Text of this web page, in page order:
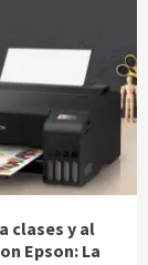
clases y al
Epson: La